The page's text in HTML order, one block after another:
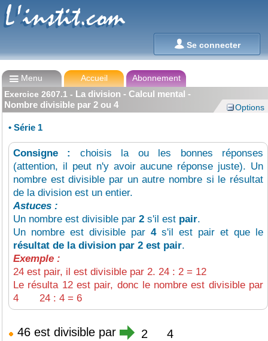
Se connecter
L'instit.com
L'instit.com
Menu Accueil
Abonnement
Exercice 2607.1 - La division - Calcul mental -
Nombre divisible par 2 ou 4
Options
• Série 1
Consigne : choisis la ou les bonnes réponses
(attention, il peut n'y avoir aucune réponse juste). Un
nombre est divisible par un autre nombre si le résultat
de la division est un entier.
Astuces :
Un nombre est divisible par 2 s'il est pair.
Un nombre est divisible par 4s'il est pair et que le
résultat de la division par 2 est pair.
Exemple :
24 est pair, il est divisible par 2. 24 : 2 = 12
Le résulta 12 est pair, donc le nombre est divisible par
4 24 : 4 = 6
46 est divisible par 2 4